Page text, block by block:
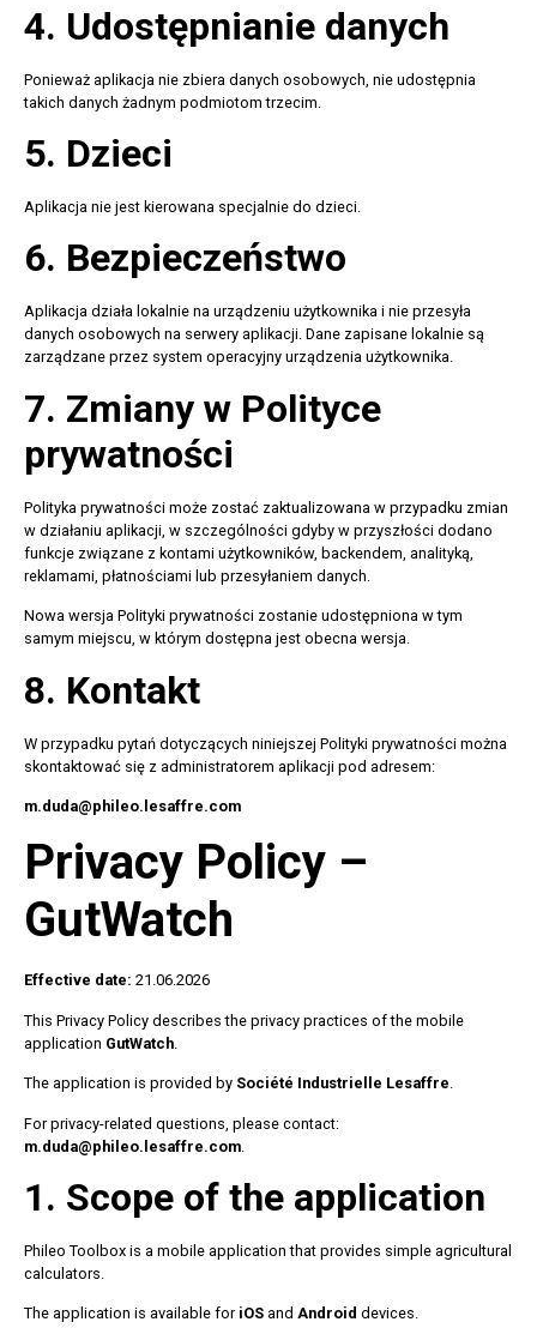
4. Udostępnianie danych
Ponieważ aplikacja nie zbiera danych osobowych, nie udostępnia
takich danych żadnym podmiotom trzecim.
5. Dzieci
Aplikacja nie jest kierowana specjalnie do dzieci.
6. Bezpieczeństwo
Aplikacja działa lokalnie na urządzeniu użytkownika i nie przesyła
danych osobowych na serwery aplikacji. Dane zapisane lokalnie są
zarządzane przez system operacyjny urządzenia użytkownika.
7. Zmiany w Polityce
prywatności
Polityka prywatności może zostać zaktualizowana w przypadku zmian
w działaniu aplikacji, w szczególności gdyby w przyszłości dodano
funkcje związane z kontami użytkowników, backendem, analityką,
reklamami, płatnościami lub przesyłaniem danych.
Nowa wersja Polityki prywatności zostanie udostępniona w tym
samym miejscu, w którym dostępna jest obecna wersja.
8. Kontakt
W przypadku pytań dotyczących niniejszej Polityki prywatności można
skontaktować się z administratorem aplikacji pod adresem:
m.duda@phileo.lesaffre.com
Privacy Policy –
GutWatch
Effective date: 21.06.2026
This Privacy Policy describes the privacy practices of the mobile
application GutWatch
The application is provided by Société Industrielle Lesaffre.
For privacy-related questions, please contact:
m.duda@phileo.lesaffre.com
1. Scope of the application
Phileo Toolbox is a mobile application that provides simple agricultural
calculators.
The application is available for iOS and Android devices.